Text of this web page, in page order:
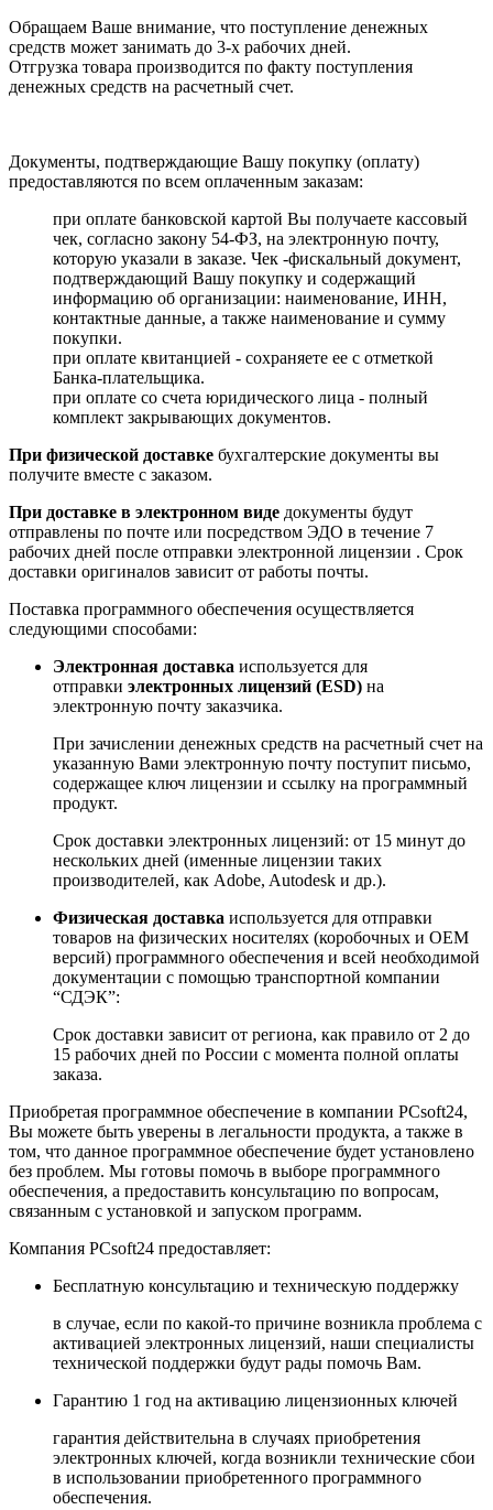
Обращаем Ваше внимание, что поступление денежных
средств может занимать до 3-х рабочих дней.
Отгрузка товара производится по факту поступления
денежных средств на расчетный счет.
Документы, подтверждающие Вашу покупку (оплату)
предоставляются по всем оплаченным заказам:
при оплате банковской картой Вы получаете кассовый
чек, согласно закону 54-ФЗ, на электронную почту,
которую указали в заказе. Чек -фискальный документ,
подтверждающий Вашу покупку и содержащий
информацию об организации: наименование, ИНН,
контактные данные, а также наименование и сумму
покупки.
при оплате квитанцией - сохраняете ее с отметкой
Банка-плательщика.
при оплате со счета юридического лица - полный
комплект закрывающих документов.
При физической доставке бухгалтерские документы вы
получите вместе с заказом.
При доставке в электронном виде документы будут
отправлены по почте или посредством ЭДО в течение 7
рабочих дней после отправки электронной лицензии . Срок
доставки оригиналов зависит от работы почты.
Поставка программного обеспечения осуществляется
следующими способами:
Электронная доставка используется для
отправки электронных лицензий (ESD) на
электронную почту заказчика.
При зачислении денежных средств на расчетный счет на
указанную Вами электронную почту поступит письмо,
содержащее ключ лицензии и ссылку на программный
продукт.
Срок доставки электронных лицензий: от 15 минут до
нескольких дней (именные лицензии таких
производителей, как Adobe, Autodesk и др.).
Физическая доставка используется для отправки
товаров на физических носителях (коробочных и ОЕМ
версий) программного обеспечения и всей необходимой
документации с помощью транспортной компании
“СДЭК”:
Срок доставки зависит от региона, как правило от 2 до
15 рабочих дней по России с момента полной оплаты
заказа.
Приобретая программное обеспечение в компании PCsoft24,
Вы можете быть уверены в легальности продукта, а также в
том, что данное программное обеспечение будет установлено
без проблем. Мы готовы помочь в выборе программного
обеспечения, а предоставить консультацию по вопросам,
связанным с установкой и запуском программ.
Компания PCsoft24 предоставляет:
Бесплатную консультацию и техническую поддержку
в случае, если по какой-то причине возникла проблема с
активацией электронных лицензий, наши специалисты
технической поддержки будут рады помочь Вам.
Гарантию 1 год на активацию лицензионных ключей
гарантия действительна в случаях приобретения
электронных ключей, когда возникли технические сбои
в использовании приобретенного программного
обеспечения.